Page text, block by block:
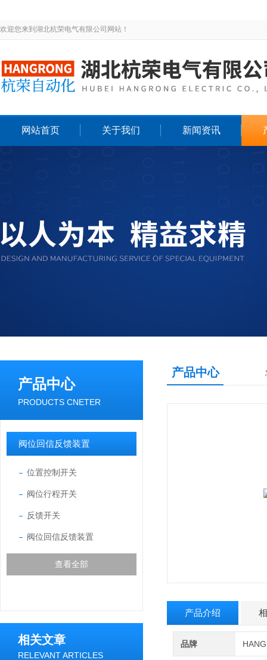
欢迎您来到湖北杭荣电气有限公司网站！
网站首页 关于我们 新闻资讯
产品中心
PRODUCTS CNETER
阀位回信反馈装置
位置控制开关
阀位行程开关
反馈开关
阀位回信反馈装置
查看全部
相关文章
RELEVANT ARTICLES
产品中心
产品介绍
品牌